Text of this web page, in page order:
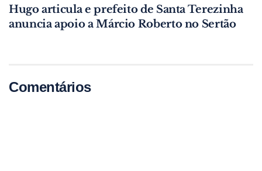
Hugo articula e prefeito de Santa Terezinha
anuncia apoio a Márcio Roberto no Sertão
Comentários